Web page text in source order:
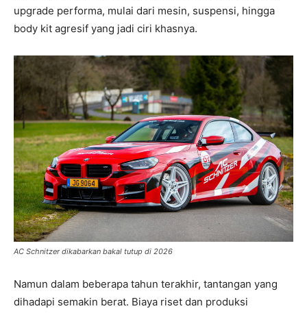
upgrade performa, mulai dari mesin, suspensi, hingga
body kit agresif yang jadi ciri khasnya.
AC Schnitzer dikabarkan bakal tutup di 2026
Namun dalam beberapa tahun terakhir, tantangan yang
dihadapi semakin berat. Biaya riset dan produksi